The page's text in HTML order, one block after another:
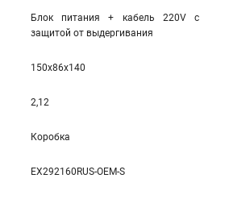
Блок питания + кабель 220V с
защитой от выдергивания
150x86x140
2,12
Коробка
EX292160RUS-OEM-S